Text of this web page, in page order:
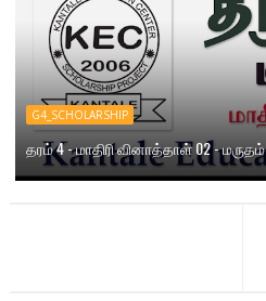
G4_SCHOLARSHIP
தரம் 4 - மாதிரி வினாத்தாள் 02 - மருதம்